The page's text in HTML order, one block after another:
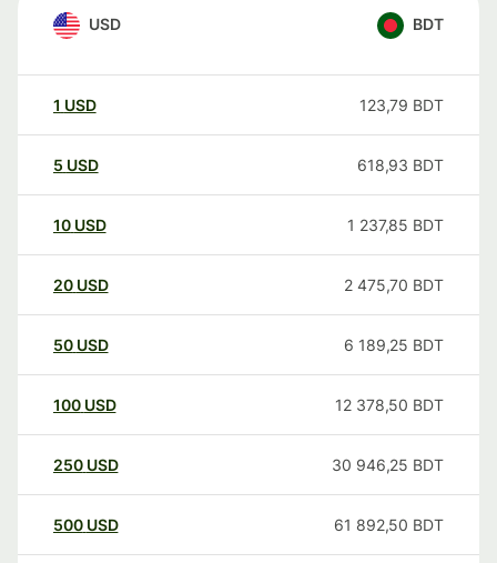
USD BDT
1 USD 123,79 BDT
5 USD 618,93 BDT
10 USD 1 237,85 BDT
20 USD 2 475,70 BDT
50 USD 6 189,25 BDT
100 USD 12 378,50 BDT
250 USD 30 946,25 BDT
500 USD 61 892,50 BDT